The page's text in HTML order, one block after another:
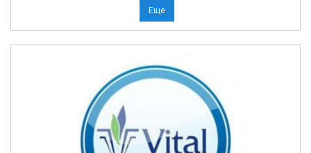
Еще